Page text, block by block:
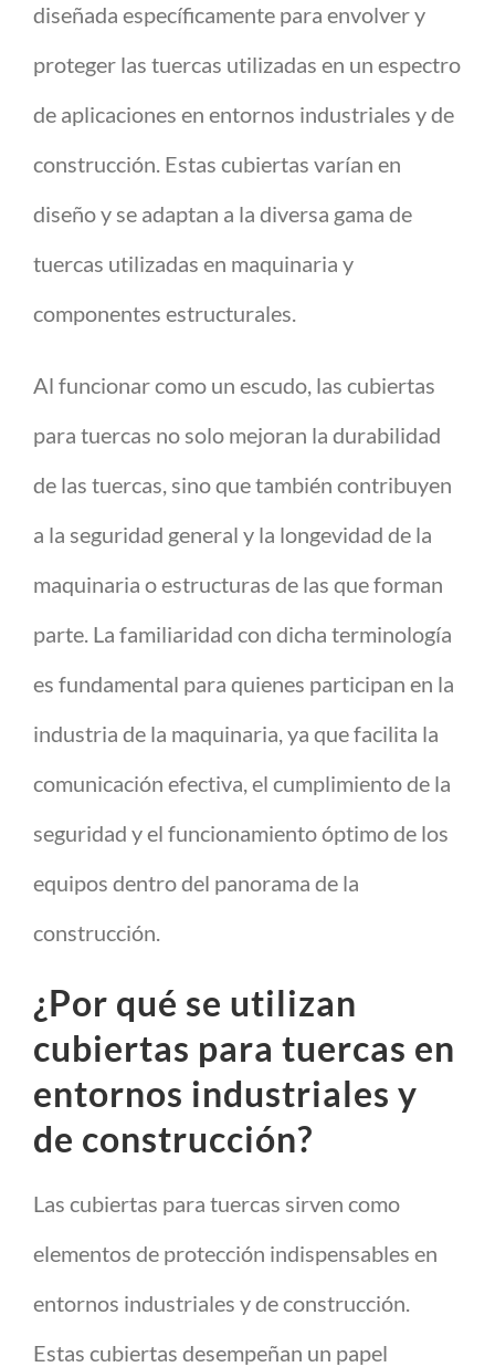
diseñada específicamente para envolver y
proteger las tuercas utilizadas en un espectro
de aplicaciones en entornos industriales y de
construcción. Estas cubiertas varían en
diseño y se adaptan a la diversa gama de
tuercas utilizadas en maquinaria y
componentes estructurales.
Al funcionar como un escudo, las cubiertas
para tuercas no solo mejoran la durabilidad
de las tuercas, sino que también contribuyen
a la seguridad general y la longevidad de la
maquinaria o estructuras de las que forman
parte. La familiaridad con dicha terminología
es fundamental para quienes participan en la
industria de la maquinaria, ya que facilita la
comunicación efectiva, el cumplimiento de la
seguridad y el funcionamiento óptimo de los
equipos dentro del panorama de la
construcción.
¿Por qué se utilizan
cubiertas para tuercas en
entornos industriales y
de construcción?
Las cubiertas para tuercas sirven como
elementos de protección indispensables en
entornos industriales y de construcción.
Estas cubiertas desempeñan un papel